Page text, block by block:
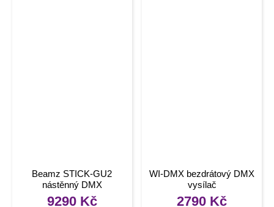
Beamz STICK-GU2
nástěnný DMX
ovladač/přehrávač
9290 Kč
WI-DMX bezdrátový DMX
vysílač
2790 Kč